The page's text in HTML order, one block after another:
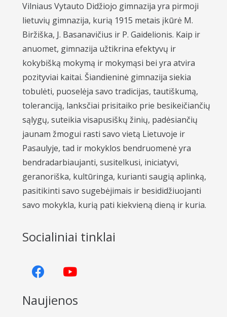
Vilniaus Vytauto Didžiojo gimnazija yra pirmoji
lietuvių gimnazija, kurią 1915 metais įkūrė M.
Biržiška, J. Basanavičius ir P. Gaidelionis. Kaip ir
anuomet, gimnazija užtikrina efektyvų ir
kokybišką mokymą ir mokymąsi bei yra atvira
pozityviai kaitai. Šiandieninė gimnazija siekia
tobulėti, puoselėja savo tradicijas, tautiškumą,
toleranciją, lanksčiai prisitaiko prie besikeičiančių
sąlygų, suteikia visapusiškų žinių, padėsiančių
jaunam žmogui rasti savo vietą Lietuvoje ir
Pasaulyje, tad ir mokyklos bendruomenė yra
bendradarbiaujanti, susitelkusi, iniciatyvi,
geranoriška, kultūringa, kurianti saugią aplinką,
pasitikinti savo sugebėjimais ir besididžiuojanti
savo mokykla, kurią pati kiekvieną dieną ir kuria.
Socialiniai tinklai
Naujienos